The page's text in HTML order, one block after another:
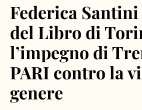
Federica
del Libro di
l’impegno di
PARI contro la
genere